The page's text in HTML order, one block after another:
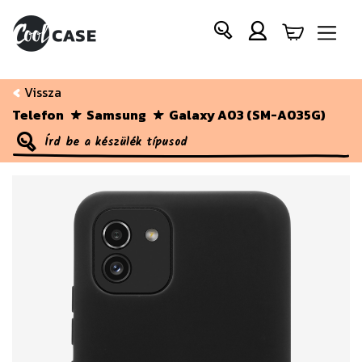
Vissza
Telefon
Samsung Galaxy A03 (SM-A035G)